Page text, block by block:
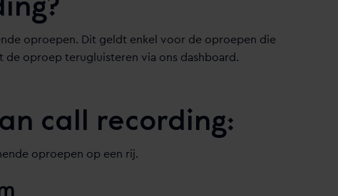
oproepen. Dit geldt enkel voor de oproepen die
de oproep terugluisteren via ons dashboard.
call recording:
oproepen op een rij.